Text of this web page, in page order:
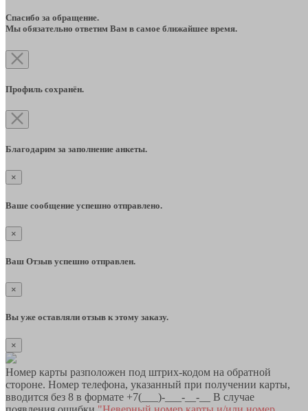
Спасибо за обращение.
Мы обязательно ответим Вам в самое ближайшее время.
Профиль сохранён.
Благодарим за заполнение анкеты.
×
Ваше сообщение успешно отправлено.
×
Ваш Отзыв успешно отправлен.
×
Вы уже оставляли отзыв к этому заказу.
×
Номер карты разположен под штрих-кодом на обратной
стороне. Номер телефона, указанный при получении карты,
вводится без 8 в формате +7(___)-___-__-__ В случае